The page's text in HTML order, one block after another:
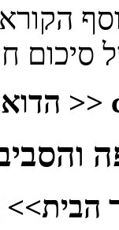
הדואר האדום ולכל פנייה >>
הבית